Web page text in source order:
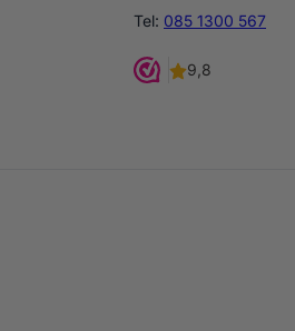
Tel: 085 1300 567